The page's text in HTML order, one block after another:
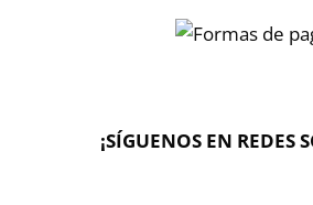
¡SÍGUENOS EN REDES